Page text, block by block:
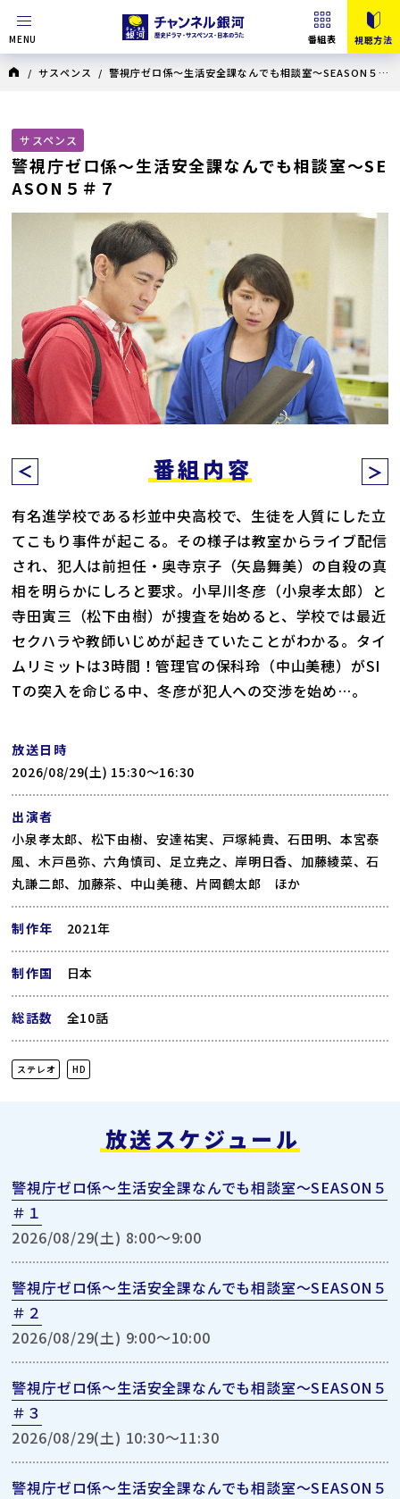
MENU 番組表 視聴方法
/ サスペンス / 警視庁ゼロ係～生活安全課なんでも相談室～SEASON５/
サスペンス
警視庁ゼロ係～生活安全課なんでも相談室～SE
ASON５＃７
放送日時
2026/08/29(土) 15:30〜16:30
出演者
小泉孝太郎、松下由樹、安達祐実、戸塚純貴、石田明、本宮泰
風、木戸邑弥、六角慎司、足立尭之、岸明日香、加藤綾菜、石
丸謙二郎、加藤茶、中山美穂、片岡鶴太郎 ほか
制作年 2021年
制作国 日本
総話数 全10話
ステレオ HD
番組内容
有名進学校である杉並中央高校で、生徒を人質にした立
てこもり事件が起こる。その様子は教室からライブ配信
され、犯人は前担任・奥寺京子（矢島舞美）の自殺の真
相を明らかにしろと要求。小早川冬彦（小泉孝太郎）と
寺田寅三（松下由樹）が捜査を始めると、学校では最近
セクハラや教師いじめが起きていたことがわかる。タイ
ムリミットは3時間！管理官の保科玲（中山美穂）がSI
Tの突入を命じる中、冬彦が犯人への交渉を始め…。
放送スケジュール
警視庁ゼロ係～生活安全課なんでも相談室～SEASON５
＃１
2026/08/29(土) 8:00〜9:00
警視庁ゼロ係～生活安全課なんでも相談室～SEASON５
＃２
2026/08/29(土) 9:00〜10:00
警視庁ゼロ係～生活安全課なんでも相談室～SEASON５
＃３
2026/08/29(土) 10:30〜11:30
警視庁ゼロ係～生活安全課なんでも相談室～SEASON５